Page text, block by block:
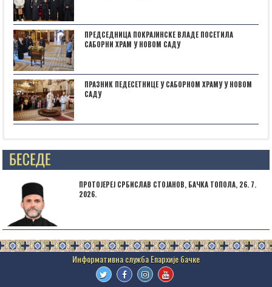
ПРЕДСЕДНИЦА ПОКРАЈИНСКЕ ВЛАДЕ ПОСЕТИЛА
САБОРНИ ХРАМ У НОВОМ САДУ
ПРАЗНИК ПЕДЕСЕТНИЦЕ У САБОРНОМ ХРАМУ У НОВОМ
САДУ
Posts not found
ПРОТОЈЕРЕЈ СРБИСЛАВ СТОЈАНОВ, БАЧКА ТОПОЛА, 26. 7.
2026.